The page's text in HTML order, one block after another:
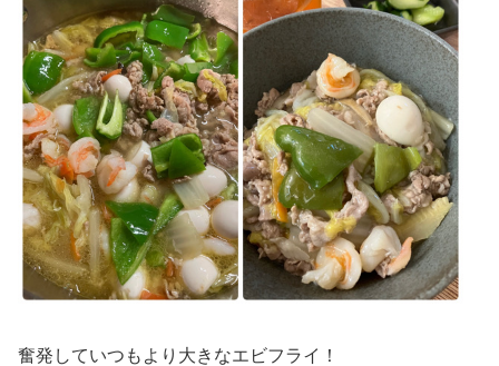
奮発していつもより大きなエビフライ！